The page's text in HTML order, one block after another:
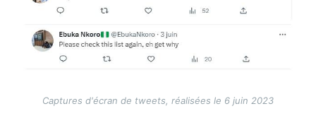
Captures d'écran de tweets, réalisées le 6 juin 2023